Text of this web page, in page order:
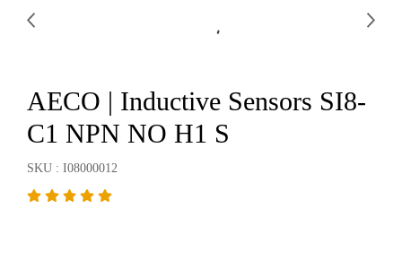
AECO | Inductive Sensors SI8-
C1 NPN NO H1 S
SKU : I08000012